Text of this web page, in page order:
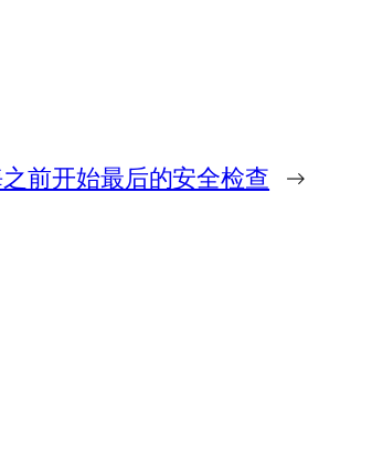
前开始最后的安全检查 →